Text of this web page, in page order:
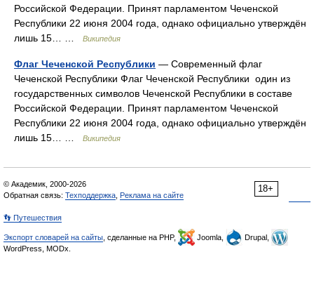
Российской Федерации. Принят парламентом Чеченской
Республики 22 июня 2004 года, однако официально утверждён
лишь 15… …
Википедия
Флаг Чеченской Республики — Современный флаг
Чеченской Республики Флаг Чеченской Республики один из
государственных символов Чеченской Республики в составе
Российской Федерации. Принят парламентом Чеченской
Республики 22 июня 2004 года, однако официально утверждён
лишь 15… …
Википедия
18+
© Академик, 2000-2026
Обратная связь: Техподдержка Реклама на сайте
👣 Путешествия
Экспорт словарей на сайты , сделанные на PHP, Joomla,
Drupal,
WordPress, MODx.